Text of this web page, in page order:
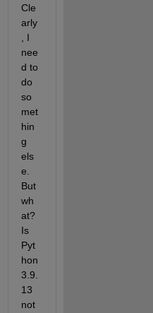
Cle
arly
, I
nee
d to
do
so
met
hin
g
els
e.
But
wh
at?
Is
Pyt
hon
3.9.
13
not